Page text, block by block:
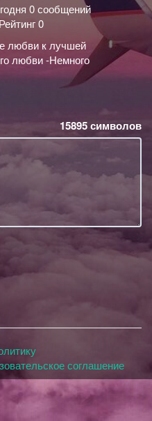
0 сообщений
0
любви к лучшей
любви -Немного
15895символов
соглашение